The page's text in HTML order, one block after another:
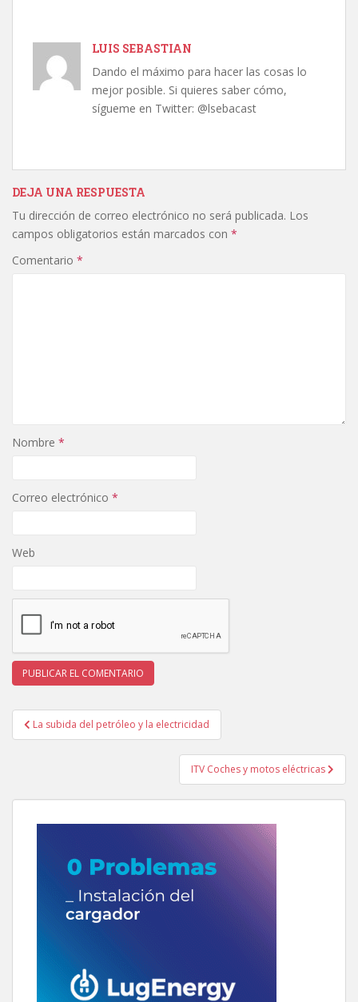
LUIS SEBASTIAN
Dando el máximo para hacer las cosas lo
mejor posible. Si quieres saber cómo,
sígueme en Twitter: @lsebacast
DEJA UNA RESPUESTA
Tu dirección de correo electrónico no será publicada. Los
campos obligatorios están marcados con *
Comentario *
Nombre *
Correo electrónico *
Web
Navegación
de
La subida del petróleo y la electricidad
ITV Coches y motos eléctricas